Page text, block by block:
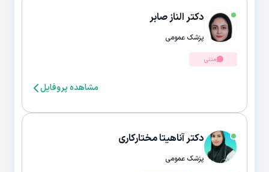
دکتر الناز صابر
پزشک عمومی
متنی
مشاهده پروفایل
دکتر آناهیتا مختارکاری
پزشک عمومی